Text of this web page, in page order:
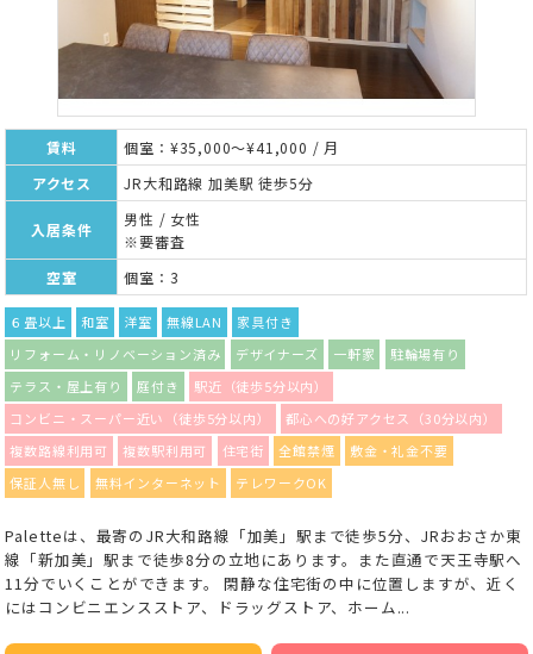
賃料
個室：¥35,000～¥41,000 / 月
アクセス
JR大和路線 加美駅 徒歩5分
入居条件
男性 / 女性
※要審査
空室
個室：3
６畳以上 和室 洋室 無線LAN
家具付き
リフォーム・リノベーション済み
デザイナーズ 一軒家
駐輪場有り
テラス・屋上有り
庭付き
駅近（徒歩5分以内）
コンビニ・スーパー近い（徒歩5分以内）
都心への好アクセス（30分以内）
複数路線利用可
複数駅利用可 住宅街 全館禁煙
敷金・礼金不要
保証人無し
無料インターネット テレワークOK
Paletteは、最寄のJR大和路線「加美」駅まで徒歩5分、JRおおさか東
線「新加美」駅まで徒歩8分の立地にあります。また直通で天王寺駅へ
11分でいくことができます。 閑静な住宅街の中に位置しますが、近く
にはコンビニエンスストア、ドラッグストア、ホーム...